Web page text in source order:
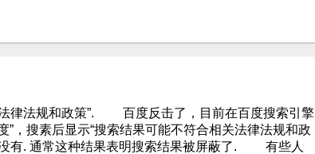
律法规和政策”. 百度反击了，目前在百度搜索引擎
”，搜素后显示“搜索结果可能不符合相关法律法规和政
没有. 通常这种结果表明搜索结果被屏蔽了. 有些人